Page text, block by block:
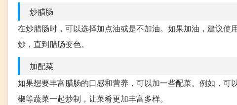
炒腊肠
在炒腊肠时，可以选择加点油或是不加油。如果加油，建议
炒，直到腊肠变色。
加配菜
如果想要丰富腊肠的口感和营养，可以加一些配菜。例如，
椒等蔬菜一起炒制，让菜肴更加丰富多样。